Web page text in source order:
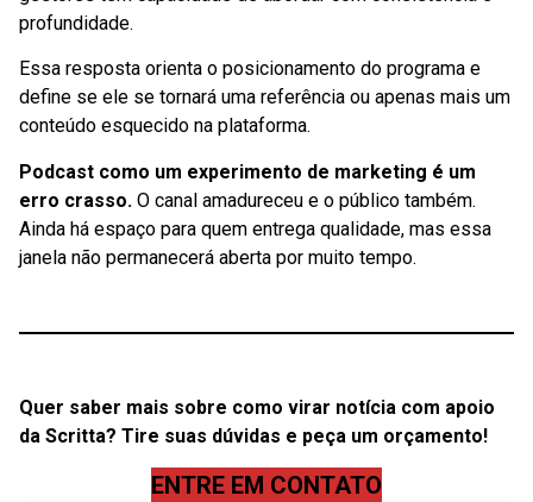
profundidade.
Essa resposta orienta o posicionamento do programa e
define se ele se tornará uma referência ou apenas mais um
conteúdo esquecido na plataforma.
Podcast como um experimento de marketing é um
erro crasso. O canal amadureceu e o público também.
Ainda há espaço para quem entrega qualidade, mas essa
janela não permanecerá aberta por muito tempo.
Quer saber mais sobre como virar notícia com apoio
da Scritta? Tire suas dúvidas e peça um orçamento!
ENTRE EM CONTATO